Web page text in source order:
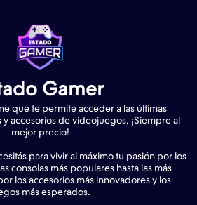
Gamer
que te permite acceder a las últimas
accesorios de videojuegos, ¡Siempre al
mejor precio!
para vivir al máximo tu pasión por los
consolas más populares hasta las más
los accesorios más innovadores y los
más esperados.